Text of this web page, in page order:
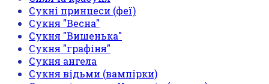
Сукні принцеси (феї)
Сукня "Весна"
Сукня "Вишенька"
Сукня "графіня"
Сукня ангела
Сукня відьми (вампірки)